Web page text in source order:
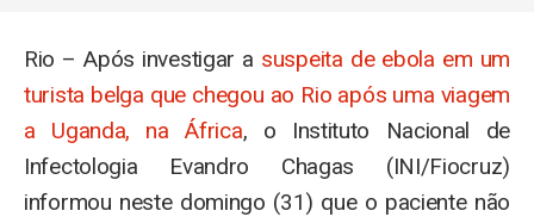
Rio – Após investigar a suspeita de ebola em um
turista belga que chegou ao Rio após uma viagem
a Uganda, na África, o Instituto Nacional de
Infectologia Evandro Chagas (INI/Fiocruz)
informou neste domingo (31) que o paciente não